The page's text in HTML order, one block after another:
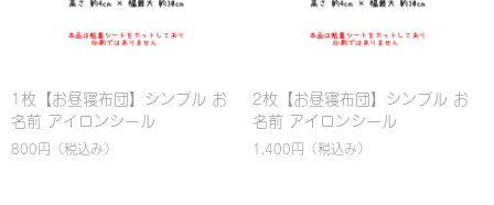
1枚【お昼寝布団】シンプル お
名前 アイロンシール
800円 （税込み）
2枚【お昼寝布団】シンプル お
名前 アイロンシール
1,400円 （税込み）